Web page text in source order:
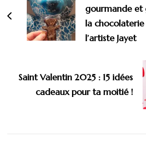
gourmande et
la
l’artiste Jayet
Saint Valentin 2025 : 15 idées
cadeaux pour ta moitié !